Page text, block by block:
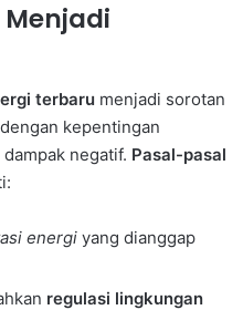
terbaru menjadi sorotan
kepentingan
negatif. Pasal-pasal
energi yang dianggap
regulasi lingkungan